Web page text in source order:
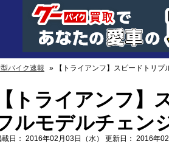
試乗インプレ
一覧
ホンダ
ヤマハ
スズキ
カワサキ
ハーレー
BMW
トライアンフ
ドゥカティ
一覧
バイク速報 【トライアンフ】スピードトリ
【トライアンフ】
ルモデルチェン
載日： 2016年02月03日（水） 更新日： 2016年02